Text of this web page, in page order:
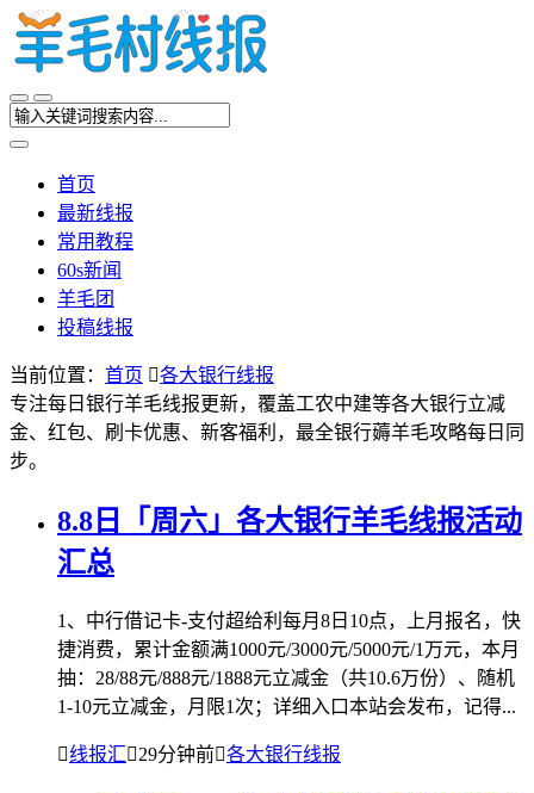
首页
最新线报
常用教程
60s新闻
羊毛团
投稿线报
当前位置： 首页 各大银行线报
专注每日银行羊毛线报更新，覆盖工农中建等各大银行立减
金、红包、刷卡优惠、新客福利，最全银行薅羊毛攻略每日同
步。
8.8日「周六」各大银行羊毛线报活动
汇总
1、中行借记卡-支付超给利每月8日10点，上月报名，快
捷消费，累计金额满1000元/3000元/5000元/1万元，本月
抽：28/88元/888元/1888元立减金（共10.6万份）、随机
1-10元立减金，月限1次；详细入口本站会发布，记得...
线报汇29分钟前各大银行线报